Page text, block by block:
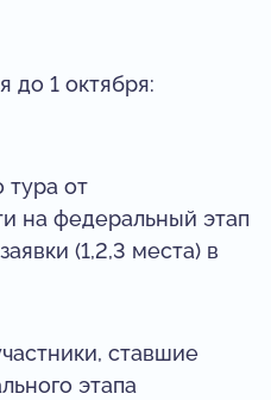
до 1 октября:
тура от
на федеральный этап
(1,2,3 места) в
ставшие
этапа